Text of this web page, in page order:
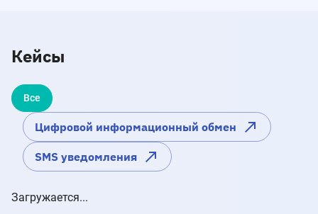
Кейсы
Все
Цифровой информационный обмен
SMS уведомления
Загружается...